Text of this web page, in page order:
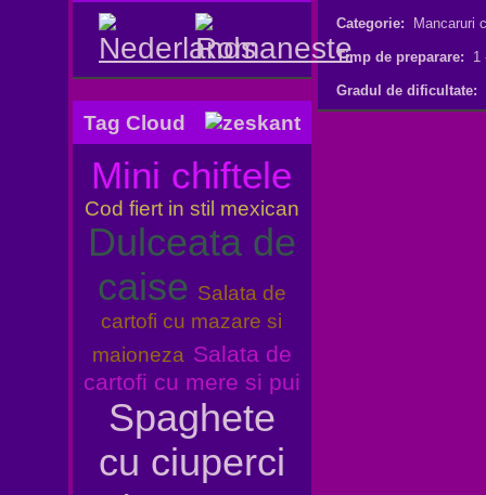
Tag Cloud
Mini chiftele
Cod fiert in stil mexican
Dulceata de
caise Salata de
cartofi cu mazare si
maioneza Salata de
cartofi cu mere si pui
Spaghete
cu ciuperci
Categorie: Mancaruri
Timp de preparare: 1
Gradul de dificultate: